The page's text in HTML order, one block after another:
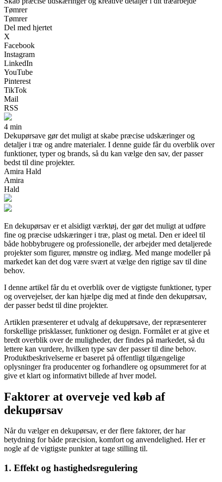
Tømrer
Tømrer
Del med hjertet
X
Facebook
Instagram
LinkedIn
YouTube
Pinterest
TikTok
Mail
RSS
4 min
Dekupørsave gør det muligt at skabe præcise udskæringer og
detaljer i træ og andre materialer. I denne guide får du overblik over
funktioner, typer og brands, så du kan vælge den sav, der passer
bedst til dine projekter.
Amira Hald
Amira
Hald
En dekupørsav er et alsidigt værktøj, der gør det muligt at udføre
fine og præcise udskæringer i træ, plast og metal. Den er ideel til
både hobbybrugere og professionelle, der arbejder med detaljerede
projekter som figurer, mønstre og indlæg. Med mange modeller på
markedet kan det dog være svært at vælge den rigtige sav til dine
behov.
I denne artikel får du et overblik over de vigtigste funktioner, typer
og overvejelser, der kan hjælpe dig med at finde den dekupørsav,
der passer bedst til dine projekter.
Artiklen præsenterer et udvalg af dekupørsave, der repræsenterer
forskellige prisklasser, funktioner og design. Formålet er at give et
bredt overblik over de muligheder, der findes på markedet, så du
lettere kan vurdere, hvilken type sav der passer til dine behov.
Produktbeskrivelserne er baseret på offentligt tilgængelige
oplysninger fra producenter og forhandlere og opsummeret for at
give et klart og informativt billede af hver model.
Faktorer at overveje ved køb af
dekupørsav
Når du vælger en dekupørsav, er der flere faktorer, der har
betydning for både præcision, komfort og anvendelighed. Her er
nogle af de vigtigste punkter at tage stilling til.
1. Effekt og hastighedsregulering